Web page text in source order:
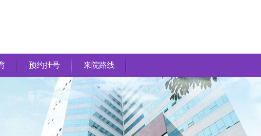
预约挂号 来院路线